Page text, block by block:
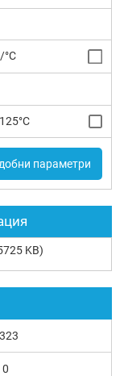
параметри
KB)
0